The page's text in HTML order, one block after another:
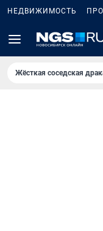
НЕДВИЖИМОСТЬ
Жёсткая соседская